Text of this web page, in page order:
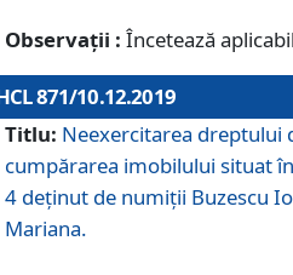
Observații : Încetează
871/10.12.2019
Titlu: Neexercitarea dreptului
cumpărarea imobilului situat
4 deţinut de numiţii Buzescu
Mariana.